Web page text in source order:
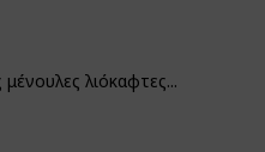
μένουλες λιόκαφτες...